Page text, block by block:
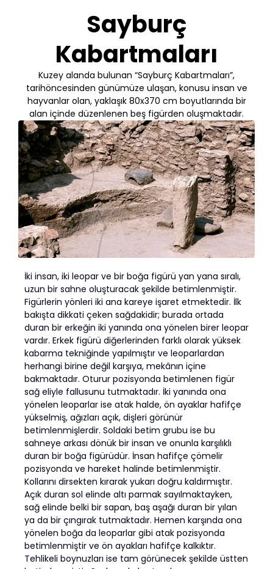
Sayburç
Kabartmaları
Kuzey alanda bulunan “Sayburç Kabartmaları”,
tarihöncesinden günümüze ulaşan, konusu insan ve
hayvanlar olan, yaklaşık 80x370 cm boyutlarında bir
alan içinde düzenlenen beş figürden oluşmaktadır.
İki insan, iki leopar ve bir boğa figürü yan yana sıralı,
uzun bir sahne oluşturacak şekilde betimlenmiştir.
Figürlerin yönleri iki ana kareye işaret etmektedir. İlk
bakışta dikkati çeken sağdakidir; burada ortada
duran bir erkeğin iki yanında ona yönelen birer leopar
vardır. Erkek figürü diğerlerinden farklı olarak yüksek
kabarma tekniğinde yapılmıştır ve leoparlardan
herhangi birine değil karşıya, mekânın içine
bakmaktadır. Oturur pozisyonda betimlenen figür
sağ eliyle fallusunu tutmaktadır. İki yanında ona
yönelen leoparlar ise atak halde, ön ayaklar hafifçe
yükselmiş, ağızları açık, dişleri görünür
betimlenmişlerdir. Soldaki betim grubu ise bu
sahneye arkası dönük bir insan ve onunla karşılıklı
duran bir boğa figürüdür. İnsan hafifçe çömelir
pozisyonda ve hareket halinde betimlenmiştir.
Kollarını dirsekten kırarak yukarı doğru kaldırmıştır.
Açık duran sol elinde altı parmak sayılmaktayken,
sağ elinde belki bir sapan, baş aşağı duran bir yılan
ya da bir çıngırak tutmaktadır. Hemen karşında ona
yönelen boğa da leoparlar gibi atak pozisyonda
betimlenmiştir ve ön ayakları hafifçe kalkıktır.
Tehlikeli boynuzları ise tam görünecek şekilde üstten